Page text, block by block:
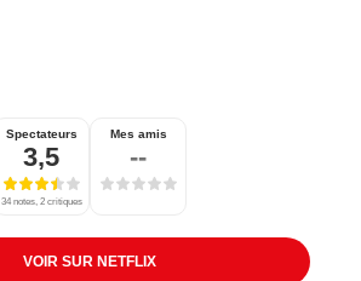
Spectateurs
3,5
34 notes, 2 critiques
Mes amis
--
VOIR SUR NETFLIX